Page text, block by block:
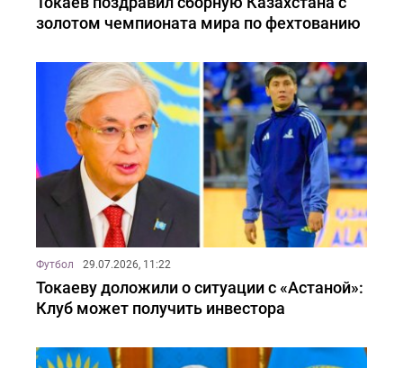
золотом чемпионата мира по фехтованию
Футбол 29.07.2026, 11:22
Токаеву доложили о ситуации с «Астаной»:
Клуб может получить инвестора